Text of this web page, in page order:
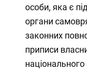
особи, яка є
органи
законних
приписи